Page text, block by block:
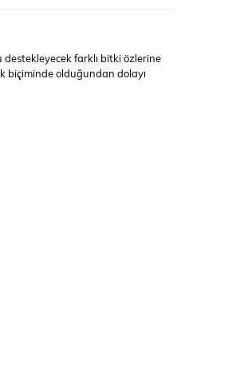
farklı bitki özlerine
biçiminde olduğundan dolayı